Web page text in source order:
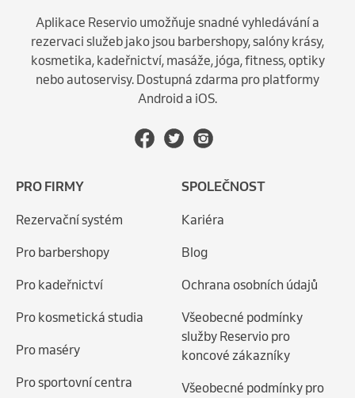
Aplikace Reservio umožňuje snadné vyhledávání a
rezervaci služeb jako jsou barbershopy, salóny krásy,
kosmetika, kadeřnictví, masáže, jóga, fitness, optiky
nebo autoservisy. Dostupná zdarma pro platformy
Android a iOS.
PRO FIRMY
Rezervační systém
Pro barbershopy
Pro kadeřnictví
Pro kosmetická studia
Pro maséry
Pro sportovní centra
SPOLEČNOST
Kariéra
Blog
Ochrana osobních údajů
Všeobecné podmínky
služby Reservio pro
koncové zákazníky
Všeobecné podmínky pro